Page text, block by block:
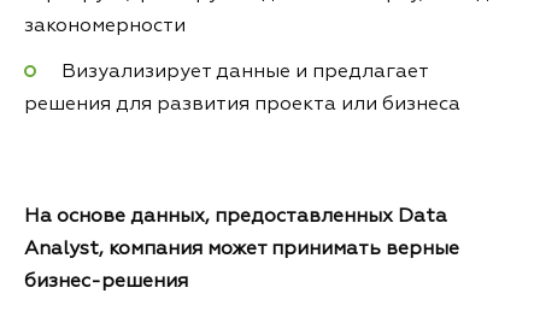
закономерности
Визуализирует данные и предлагает
решения для развития проекта или бизнеса
На основе данных, предоставленных Data
Analyst, компания может принимать верные
бизнес-решения